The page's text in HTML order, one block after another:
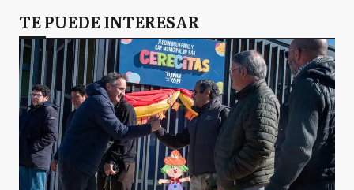
TE PUEDE INTERESAR